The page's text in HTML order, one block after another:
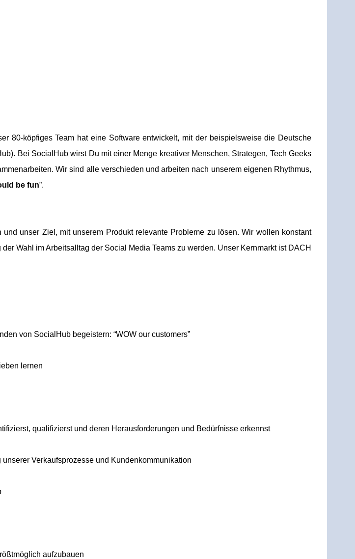
80-köpfiges Team hat eine Software entwickelt, mit der beispielsweise die Deutsche
Bei SocialHub wirst Du mit einer Menge kreativer Menschen, Strategen, Tech Geeks
Wir sind alle verschieden und arbeiten nach unserem eigenen Rhythmus,
be fun”.
unser Ziel, mit unserem Produkt relevante Probleme zu lösen. Wir wollen konstant
Wahl im Arbeitsalltag der Social Media Teams zu werden. Unser Kernmarkt ist DACH
von SocialHub begeistern: “WOW our customers”
lernen
qualifizierst und deren Herausforderungen und Bedürfnisse erkennst
Verkaufsprozesse und Kundenkommunikation
aufzubauen